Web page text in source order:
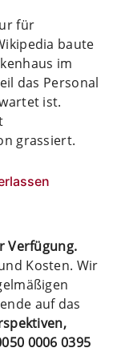
für
baute
im
das Personal
ist.
grassiert.
Verfügung.
Kosten. Wir
auf das
0006 0395